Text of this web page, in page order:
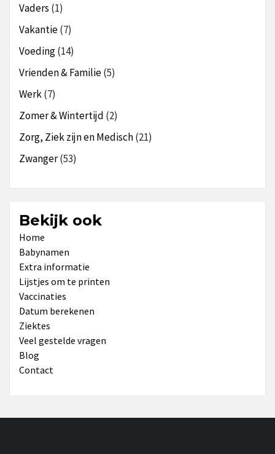
Vaders (1)
Vakantie(7)
Voeding(14)
Vrienden & Familie(5)
Werk(7)
Zomer & Wintertijd (2)
Zorg, Ziek zijn en Medisch(21)
Zwanger(53)
Bekijk ook
Home
Babynamen
Extra informatie
Lijstjes om te printen
Vaccinaties
Datum berekenen
Ziektes
Veel gestelde vragen
Blog
Contact